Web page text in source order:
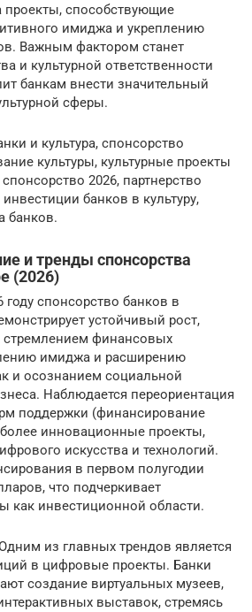
проекты, способствующие
имиджа и укреплению
Важным фактором станет
и культурной ответственности
банкам внести значительный
сферы.
и культура, спонсорство
культуры, культурные проекты
2026, партнерство
банков в культуру,
банков.
и тренды спонсорства
(2026)
спонсорство банков в
устойчивый рост,
финансовых
имиджа и расширению
и осознанием социальной
Наблюдается переориентация
поддержки (финансирование
более инновационные проекты,
искусства и технологий.
в первом полугодии
что подчеркивает
как инвестиционной области.
из главных трендов является
в цифровые проекты. Банки
создание виртуальных музеев,
выставок, стремясь